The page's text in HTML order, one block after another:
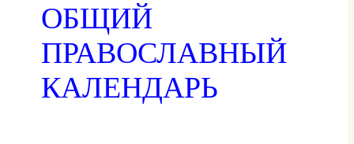
ОБЩИЙ
ПРАВОСЛАВНЫЙ
КАЛЕНДАРЬ